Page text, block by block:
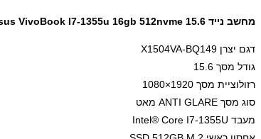
512nvme
מחשב נייד Asus VivoBook I7-1355u 16gb 512nvme 15.6
דגם יצרן X1504VA-BQ149
גודל מסך 15.6
רזולוציית מסך 1920×1080
סוג מסך ANTI GLARE מאט
מעבד Intel® Core I7-1355U